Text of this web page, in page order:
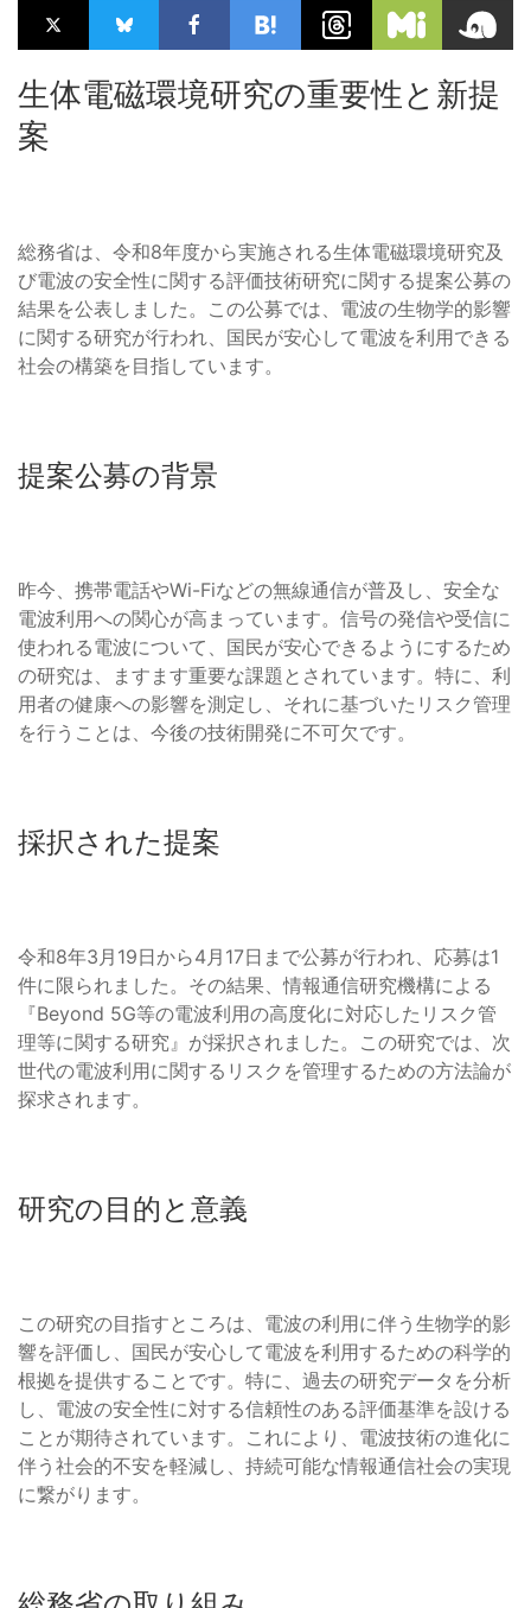
生体電磁環境研究の重要性と新提
案
総務省は、令和8年度から実施される生体電磁環境研究及
び電波の安全性に関する評価技術研究に関する提案公募の
結果を公表しました。この公募では、電波の生物学的影響
に関する研究が行われ、国民が安心して電波を利用できる
社会の構築を目指しています。
提案公募の背景
昨今、携帯電話やWi-Fiなどの無線通信が普及し、安全な
電波利用への関心が高まっています。信号の発信や受信に
使われる電波について、国民が安心できるようにするため
の研究は、ますます重要な課題とされています。特に、利
用者の健康への影響を測定し、それに基づいたリスク管理
を行うことは、今後の技術開発に不可欠です。
採択された提案
令和8年3月19日から4月17日まで公募が行われ、応募は1
件に限られました。その結果、情報通信研究機構による
『Beyond 5G等の電波利用の高度化に対応したリスク管
理等に関する研究』が採択されました。この研究では、次
世代の電波利用に関するリスクを管理するための方法論が
探求されます。
研究の目的と意義
この研究の目指すところは、電波の利用に伴う生物学的影
響を評価し、国民が安心して電波を利用するための科学的
根拠を提供することです。特に、過去の研究データを分析
し、電波の安全性に対する信頼性のある評価基準を設ける
ことが期待されています。これにより、電波技術の進化に
伴う社会的不安を軽減し、持続可能な情報通信社会の実現
に繋がります。